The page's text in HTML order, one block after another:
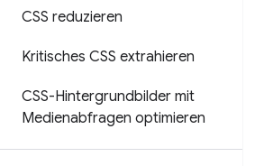
CSS reduzieren
Kritisches CSS extrahieren
CSS-Hintergrundbilder mit
Medienabfragen optimieren